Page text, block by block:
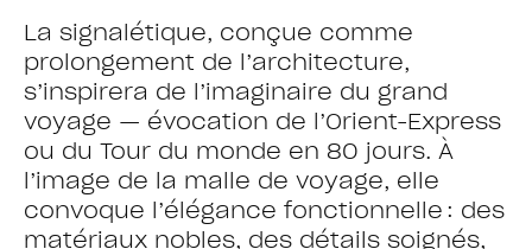
La signalétique, conçue comme
prolongement de l’architecture,
s’inspirera de l’imaginaire du grand
voyage — évocation de l’Orient-Express
ou du Tour du monde en 80 jours. À
l’image de la malle de voyage, elle
convoque l’élégance fonctionnelle : des
matériaux nobles, des détails soignés,